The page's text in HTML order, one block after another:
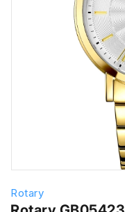
Rotary